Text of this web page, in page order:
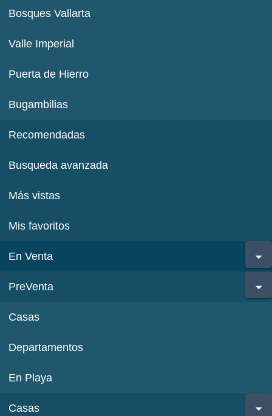
Bosques Vallarta
Valle Imperial
Puerta de Hierro
Bugambilias
Recomendadas
Busqueda avanzada
Más vistas
Mis favoritos
En Venta
PreVenta
Casas
Departamentos
En Playa
Casas